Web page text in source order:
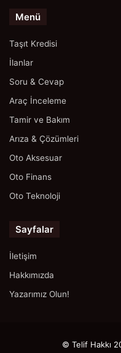
Menü
Taşıt Kredisi
İlanlar
Soru & Cevap
Araç İnceleme
Tamir ve Bakım
Arıza & Çözümleri
Oto Aksesuar
Oto Finans
Oto Teknoloji
Sayfalar
İletişim
Hakkımızda
Yazarımız Olun!
© Telif Hakkı